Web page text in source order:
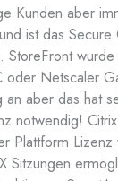
Kunden aber
ist das Secure
StoreFront
oder Netscaler
an aber das hat
notwendig!
Plattform Lizenz
Sitzungen